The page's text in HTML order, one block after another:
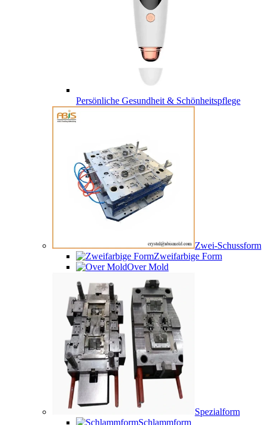
Persönliche Gesundheit & Schönheitspflege
Zwei-Schussform
Zweifarbige Form
Over Mold
Spezialform
Schlammform